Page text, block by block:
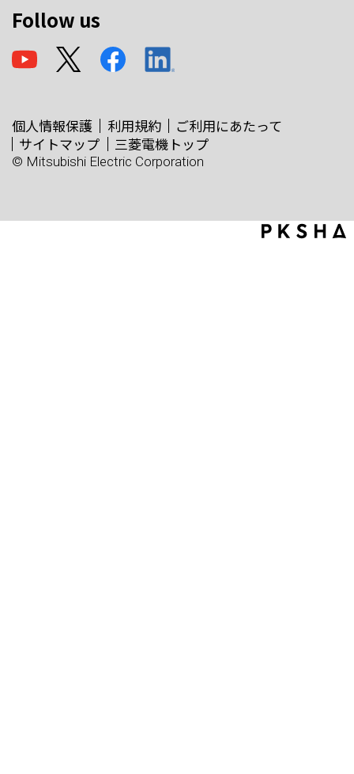
Follow us
個人情報保護 利用規約
ご利用にあたって
サイトマップ
三菱電機トップ
© Mitsubishi Electric Corporation